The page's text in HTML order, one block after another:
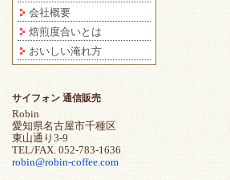
会社概要
焙煎度合いとは
おいしい淹れ方
サイフォン 通信販売
Robin
愛知県名古屋市千種区
東山通り3-9
TEL/FAX. 052-783-1636
robin@robin-coffee.com